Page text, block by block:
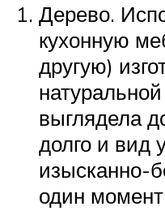
Дерево.
кухонную
другую)
выглядела
долго и вид
изысканно-
один